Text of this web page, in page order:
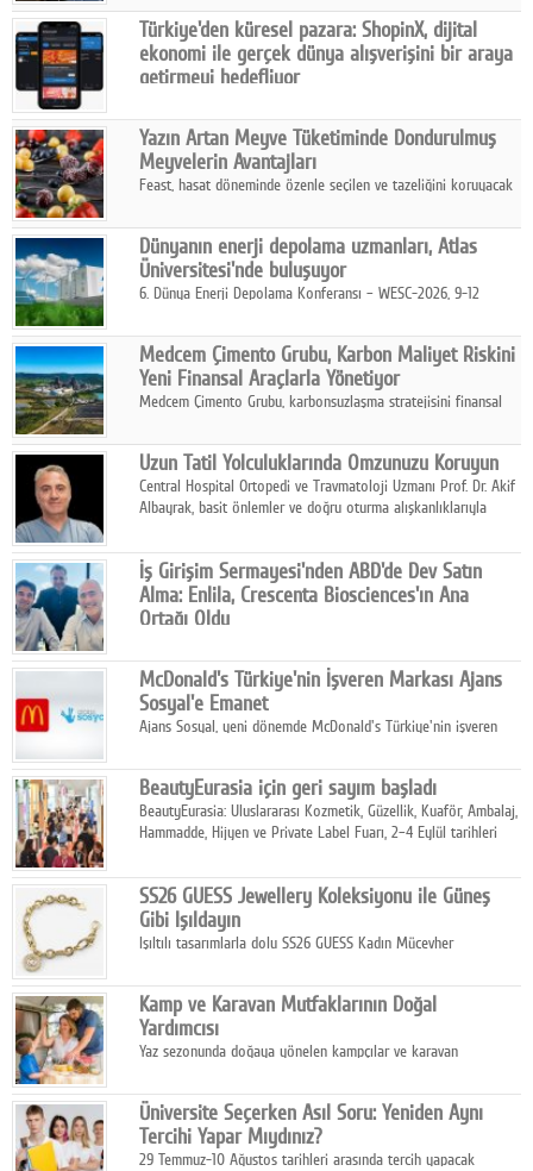
Turkish Bank'ın ticaret unvanının “Freedom Bank A.Ş.” olmasına
karar verildi.
Türkiye'den küresel pazara: ShopinX, dijital
ekonomi ile gerçek dünya alışverişini bir araya
getirmeyi hedefliyor
ekonomi ile gerçek dünya alışveriş deneyimi arasında köprü
kurmayı hedefleyen vizyonuyla uluslararası pazarlara açılıyor.
Yazın Artan Meyve Tüketiminde Dondurulmuş
Meyvelerin Avantajları
Feast, hasat döneminde özenle seçilen ve tazeliğini koruyacak
pratik, güvenilir ve lezzetli bir alternatif sunuyor.
Dünyanın enerji depolama uzmanları, Atlas
Üniversitesi'nde buluşuyor
6. Dünya Enerji Depolama Konferansı – WESC-2026, 9-12
sahipliğinde gerçekleştirilecek.
Medcem Çimento Grubu, Karbon Maliyet Riskini
Yeni Finansal Araçlarla Yönetiyor
Medcem Çimento Grubu, karbonsuzlaşma stratejisini finansal
Uzun Tatil Yolculuklarında Omzunuzu Koruyun
Central Hospital Ortopedi ve Travmatoloji Uzmanı Prof. Dr. Akif
Albayrak, basit önlemler ve doğru oturma alışkanlıklarıyla
İş Girişim Sermayesi'nden ABD'de Dev Satın
Alma: Enlila, Crescenta Biosciences'ın Ana
Ortağı Oldu
stratejisini uluslararası ölçeğe taşıyan satın alma hamlesini
tamamladı.
McDonald's Türkiye'nin İşveren Markası Ajans
Sosyal'e Emanet
Ajans Sosyal, yeni dönemde McDonald's Türkiye'nin işveren
BeautyEurasia için geri sayım başladı
BeautyEurasia: Uluslararası Kozmetik, Güzellik, Kuaför, Ambalaj,
Hammadde, Hijyen ve Private Label Fuarı, 2–4 Eylül tarihleri
SS26 GUESS Jewellery Koleksiyonu ile Güneş
Gibi Işıldayın
Işıltılı tasarımlarla dolu SS26 GUESS Kadın Mücevher
dokunuşunu taşıyor.
Kamp ve Karavan Mutfaklarının Doğal
Yardımcısı
Yaz sezonunda doğaya yönelen kampçılar ve karavan
temizlik sağlayan, çevreye duyarlı bitkisel içerikli ürünleri tercih
ediyor.
Üniversite Seçerken Asıl Soru: Yeniden Aynı
Tercihi Yapar Mıydınız?
29 Temmuz-10 Ağustos tarihleri arasında tercih yapacak